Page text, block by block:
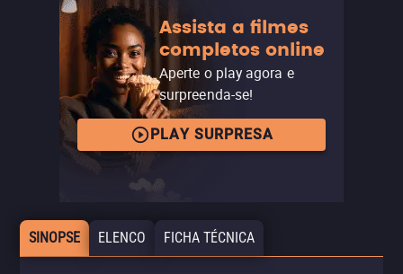
Assista a filmes
completos online
Aperte o play agora e
surpreenda-se!
PLAY SURPRESA
SINOPSE ELENCO FICHA TÉCNICA